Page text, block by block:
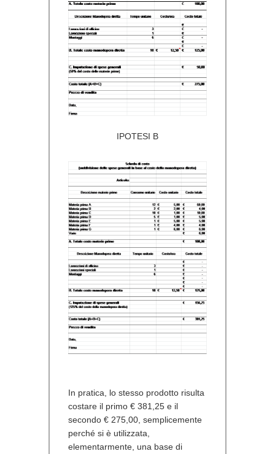
IPOTESI B
In pratica, lo stesso prodotto risulta
costare il primo € 381,25 e il
secondo € 275,00, semplicemente
perché si è utilizzata,
elementarmente, una base di